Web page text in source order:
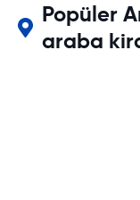
Popüler
araba